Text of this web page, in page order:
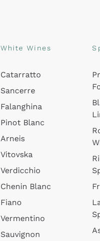
White Wines
Catarratto
Sancerre
Falanghina
Pinot Blanc
Arneis
Vitovska
Verdicchio
Chenin Blanc
Fiano
Vermentino
Sauvignon